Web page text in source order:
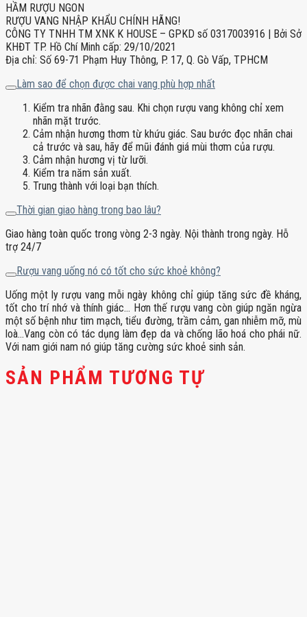
HẦM RƯỢU NGON
RƯỢU VANG NHẬP KHẨU CHÍNH HÃNG!
CÔNG TY TNHH TM XNK K HOUSE – GPKD số 0317003916 | Bởi Sở
KHĐT TP. Hồ Chí Minh cấp: 29/10/2021
Địa chỉ: Số 69-71 Phạm Huy Thông, P. 17, Q. Gò Vấp, TPHCM
Làm sao để chọn được chai vang phù hợp nhất
Kiểm tra nhãn đằng sau. Khi chọn rượu vang không chỉ xem
nhãn mặt trước.
Cảm nhận hương thơm từ khứu giác. Sau bước đọc nhãn chai
cả trước và sau, hãy để mũi đánh giá mùi thơm của rượu.
Cảm nhận hương vị từ lưỡi.
Kiểm tra năm sản xuất.
Trung thành với loại bạn thích.
Thời gian giao hàng trong bao lâu?
Giao hàng toàn quốc trong vòng 2-3 ngày. Nội thành trong ngày. Hỗ
trợ 24/7
Rượu vang uống nó có tốt cho sức khoẻ không?
Uống một ly rượu vang mỗi ngày không chỉ giúp tăng sức đề kháng,
tốt cho trí nhớ và thính giác… Hơn thế rượu vang còn giúp ngăn ngừa
một số bệnh như tim mạch, tiểu đường, trầm cảm, gan nhiễm mỡ, mù
loà…Vang còn có tác dụng làm đẹp da và chống lão hoá cho phái nữ.
Với nam giới nam nó giúp tăng cường sức khoẻ sinh sản.
SẢN PHẨM TƯƠNG TỰ